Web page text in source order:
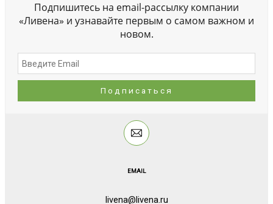
Подпишитесь на email-рассылку компании
«Ливена» и узнавайте первым о самом важном и
новом.
EMAIL
livena@livena.ru